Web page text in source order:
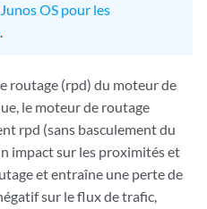
OS pour les
.
routage (rpd) du moteur de
le moteur de routage
rpd (sans basculement du
impact sur les proximités et
et entraîne une perte de
sur le flux de trafic,